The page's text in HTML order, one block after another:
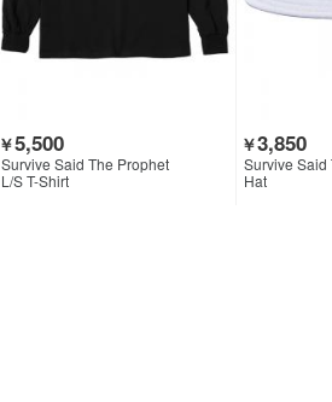
￥5,500
Survive Said The Prophet
L/S T-Shirt
￥3,850
Survive Said
Hat